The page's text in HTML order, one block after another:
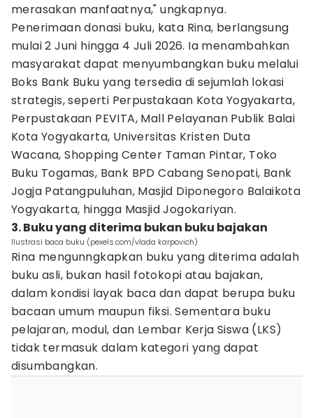
merasakan manfaatnya," ungkapnya.
Penerimaan donasi buku, kata Rina, berlangsung
mulai 2 Juni hingga 4 Juli 2026. Ia menambahkan
masyarakat dapat menyumbangkan buku melalui
Boks Bank Buku yang tersedia di sejumlah lokasi
strategis, seperti Perpustakaan Kota Yogyakarta,
Perpustakaan PEVITA, Mall Pelayanan Publik Balai
Kota Yogyakarta, Universitas Kristen Duta
Wacana, Shopping Center Taman Pintar, Toko
Buku Togamas, Bank BPD Cabang Senopati, Bank
Jogja Patangpuluhan, Masjid Diponegoro Balaikota
Yogyakarta, hingga Masjid Jogokariyan.
3. Buku yang diterima bukan buku bajakan
Ilustrasi baca buku (pexels.com/vlada karpovich)
Rina mengunngkapkan buku yang diterima adalah
buku asli, bukan hasil fotokopi atau bajakan,
dalam kondisi layak baca dan dapat berupa buku
bacaan umum maupun fiksi. Sementara buku
pelajaran, modul, dan Lembar Kerja Siswa (LKS)
tidak termasuk dalam kategori yang dapat
disumbangkan.